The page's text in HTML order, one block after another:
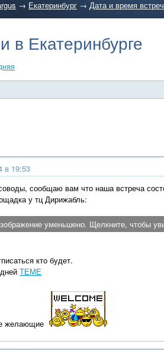
→ Екатеринбург → Дата и время
в Екатеринбурге
в 19:53
сообщаю вам что наша встреча
у тц Дирижабль:
уменьшено. Щелкните, чтобы
кто будет.
ТЕМЕ
желающие